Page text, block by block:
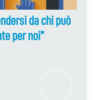
da chi può
per noi”